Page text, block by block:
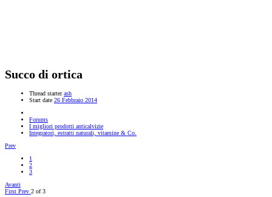
Succo di ortica
Thread starter ash
Start date 26 Febbraio 2014
Forums
I migliori prodotti anticalvizie
Integratori, estratti naturali, vitamine & Co.
Prev
1
2
3
Avanti
First Prev 2 of 3